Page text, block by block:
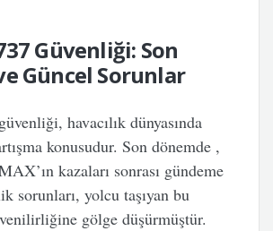
Güvenliği: Son
Güncel Sorunlar
havacılık dünyasında
konusudur. Son dönemde ,
kazaları sonrası gündeme
sorunları, yolcu taşıyan bu
gölge düşürmüştür.